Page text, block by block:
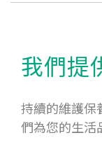
我們提
持續的維護保
們為您的生活